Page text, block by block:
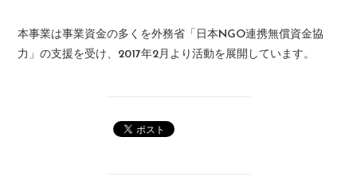
本事業は事業資金の多くを外務省「日本NGO連携無償資金協
力」の支援を受け、2017年2月より活動を展開しています。